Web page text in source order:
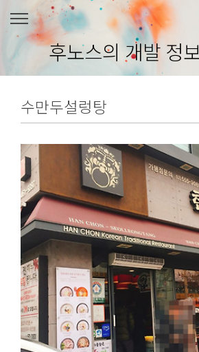
본문 바로가기
후노스의 개발 정
수만두설렁탕